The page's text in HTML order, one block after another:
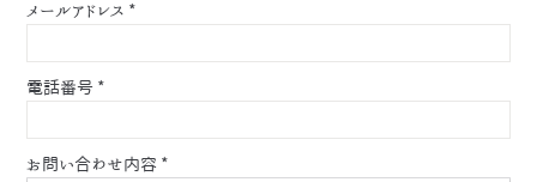
メールアドレス *
電話番号 *
お問い合わせ内容 *